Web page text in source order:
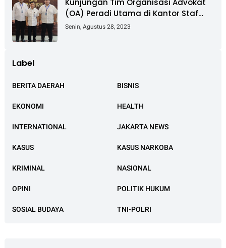
Kunjungan Tim Organisasi Advokat
(OA) Peradi Utama di Kantor Staf
Kepresidenan RI Istana Negara
Senin, Agustus 28, 2023
Label
BERITA DAERAH BISNIS
EKONOMI HEALTH
INTERNATIONAL JAKARTA NEWS
KASUS KASUS NARKOBA
KRIMINAL NASIONAL
OPINI POLITIK HUKUM
SOSIAL BUDAYA TNI-POLRI